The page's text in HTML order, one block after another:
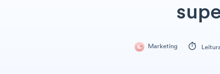
Marketing